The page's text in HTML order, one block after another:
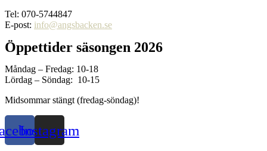
Tel: 070-5744847
E-post: info@angsbacken.se
Öppettider säsongen 2026
Måndag – Fredag: 10-18
Lördag – Söndag: 10-15
Midsommar stängt (fredag-söndag)!
Instagram